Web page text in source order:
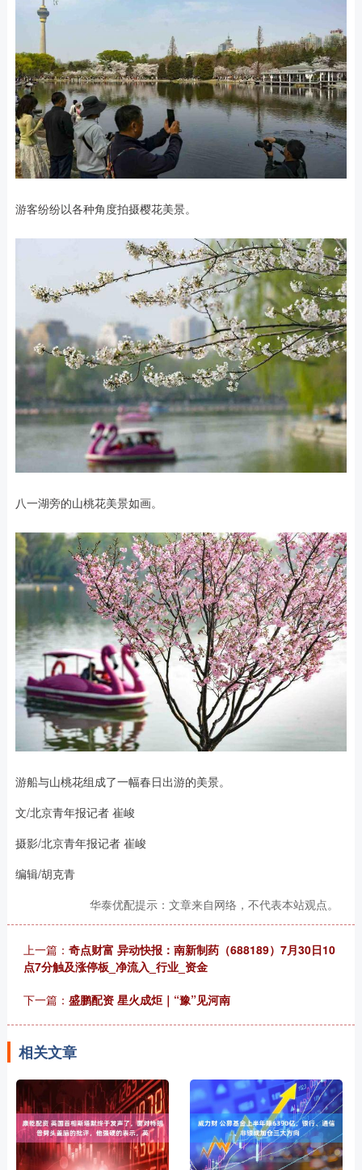
游客纷纷以各种角度拍摄樱花美景。
八一湖旁的山桃花美景如画。
游船与山桃花组成了一幅春日出游的美景。
文/北京青年报记者 崔峻
摄影/北京青年报记者 崔峻
编辑/胡克青
华泰优配提示：文章来自网络，不代表本站观点。
上一篇： 奇点财富 异动快报：南新制药（688189）7月30日10
点7分触及涨停板_净流入_行业_资金
下一篇： 盛鹏配资 星火成炬｜“豫”见河南
相关文章